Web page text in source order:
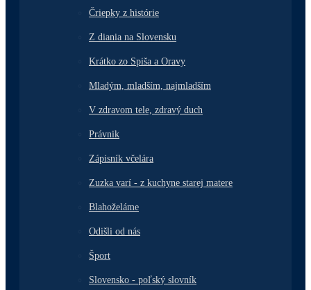
Čriepky z histórie
Z diania na Slovensku
Krátko zo Spiša a Oravy
Mladým, mladším, najmladším
V zdravom tele, zdravý duch
Právnik
Zápisník včelára
Zuzka varí - z kuchyne starej matere
Blahoželáme
Odišli od nás
Šport
Slovensko - poľský slovník